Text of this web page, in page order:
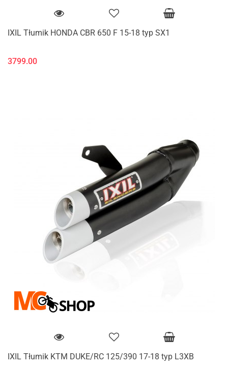
IXIL Tłumik HONDA CBR 650 F 15-18 typ SX1
3799.00
IXIL Tłumik KTM DUKE/RC 125/390 17-18 typ L3XB